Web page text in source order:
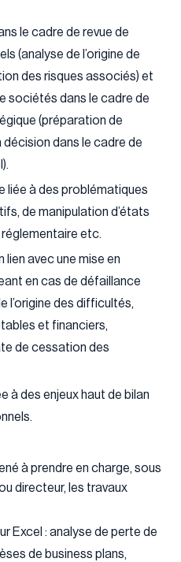
le cadre de revue de
(analyse de l’origine de
des risques associés) et
sociétés dans le cadre de
(préparation de
décision dans le cadre de
liée à des problématiques
de manipulation d’états
etc.
lien avec une mise en
en cas de défaillance
l’origine des difficultés,
et financiers,
de cessation des
à des enjeux haut de bilan
à prendre en charge, sous
directeur, les travaux
Excel : analyse de perte de
de business plans,